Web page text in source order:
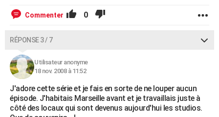
Commenter 0
RÉPONSE 3 / 7
Utilisateur anonyme
18 nov. 2008 à 11:52
J'adore cette série et je fais en sorte de ne louper aucun
épisode. J'habitais Marseille avant et je travaillais juste à
côté des locaux qui sont devenus aujourd'hui les studios.